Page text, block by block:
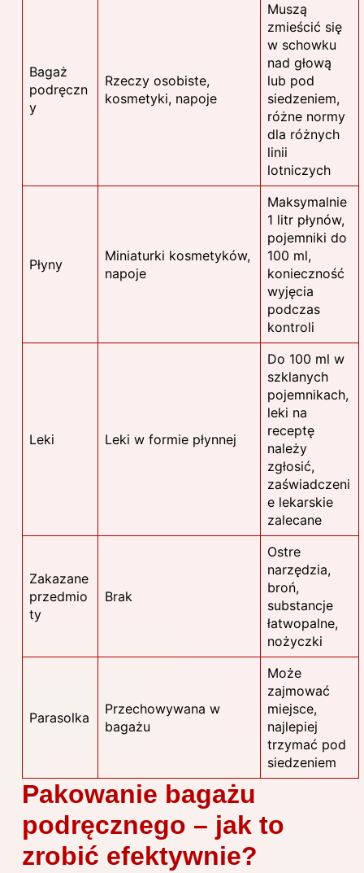
Bagaż
podręczn
y
Rzeczy osobiste,
kosmetyki, napoje
Muszą
zmieścić się
w schowku
nad głową
lub pod
siedzeniem,
różne normy
dla różnych
linii
lotniczych
Płyny
Miniaturki kosmetyków,
napoje
Maksymalnie
1 litr płynów,
pojemniki do
100 ml,
konieczność
wyjęcia
podczas
kontroli
Leki Leki w formie płynnej
Do 100 ml w
szklanych
pojemnikach,
leki na
receptę
należy
zgłosić,
zaświadczeni
e lekarskie
zalecane
Zakazane
przedmio
ty
Brak
Ostre
narzędzia,
broń,
substancje
łatwopalne,
nożyczki
Parasolka
Przechowywana w
bagażu
Może
zajmować
miejsce,
najlepiej
trzymać pod
siedzeniem
Pakowanie bagażu
podręcznego – jak to
zrobić efektywnie?